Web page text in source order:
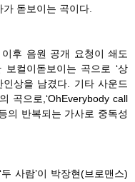
돋보이는 곡이다.
후 음원 공개 요청이 쇄도
컬이돋보이는 곡으로 ‘상
상을 남겼다. 기타 사운드
곡으로,‘OhEverybody call
의 반복되는 가사로 중독성
사람’이 박장현(브로맨스)